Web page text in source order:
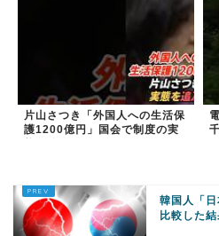
片山さつき「外国人への生活保
護1200億円」国会で制度の実
韓国人「
比較した